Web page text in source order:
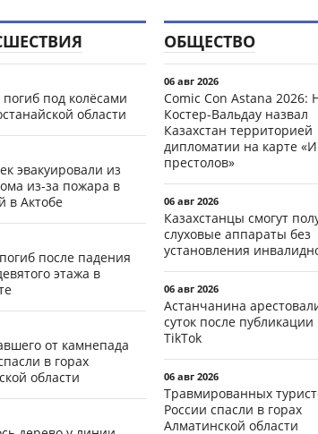
под колёсами
области
эвакуировали из
из-за пожара в
в Актобе
после падения
этажа в
от камнепада
в горах
области
ОБЩЕСТВО
06 авг 2026
Comic Con Astana 2026:
Костер-Вальдау назвал
Казахстан территорией
дипломатии на карте
престолов»
06 авг 2026
Казахстанцы смогут
слуховые аппараты без
установления
06 авг 2026
Астанчанина
суток после
TikTok
06 авг 2026
Травмированных
России спасли в горах
Алматинской области